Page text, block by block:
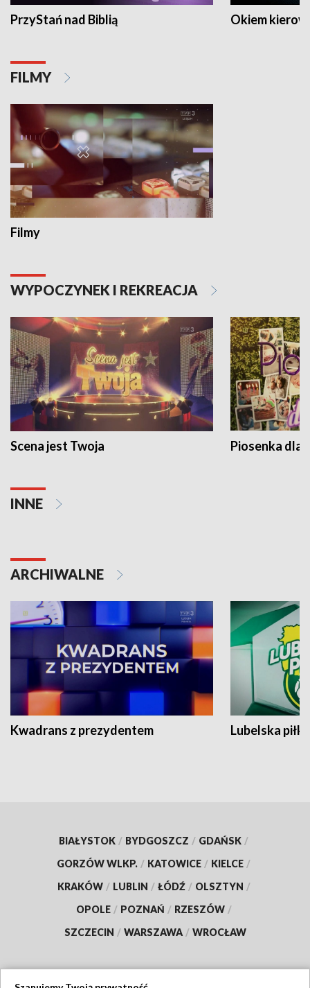
PrzyStań nad Biblią Okiem
FILMY
Filmy
WYPOCZYNEK I REKREACJA
Scena jest Twoja Piosenka dla
INNE
ARCHIWALNE
Kwadrans z prezydentem Lubelska piłka
BIAŁYSTOK / BYDGOSZCZ / GDAŃSK /
GORZÓW WLKP. / KATOWICE / KIELCE /
KRAKÓW / LUBLIN / ŁÓDŹ / OLSZTYN /
OPOLE / POZNAŃ / RZESZÓW /
SZCZECIN / WARSZAWA / WROCŁAW